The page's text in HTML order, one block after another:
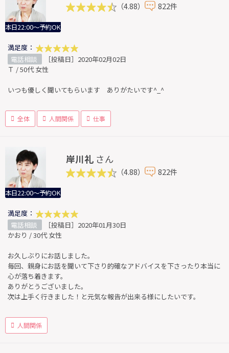
本日22:00～予約OK
（4.88） 822件
満足度：
電話相談
［投稿日］2020年02月02日
Ｔ / 50代 女性
いつも優しく聞いてもらいます ありがたいです^_^
全体 人間関係 仕事
本日22:00～予約OK
岸川礼 さん
（4.88） 822件
満足度：
電話相談
［投稿日］2020年01月30日
かおり / 30代 女性
お久しぶりにお話しました。
毎回、親身にお話を聞いて下さり的確なアドバイスを下さったり本当に
心が落ち着きます。
ありがとうございました。
次は上手く行きました！と元気な報告が出来る様にしたいです。
人間関係